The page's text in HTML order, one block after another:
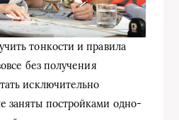
тонкости и правила
без получения
исключительно
заняты постройками одно-